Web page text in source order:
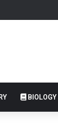
BIOLOGY